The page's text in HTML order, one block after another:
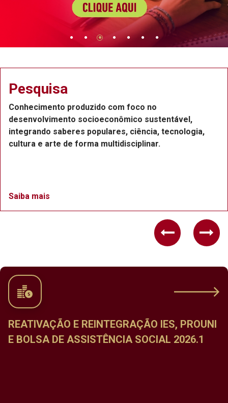
Pesquisa
Conhecimento produzido com foco no
desenvolvimento socioeconômico sustentável,
integrando saberes populares, ciência, tecnologia,
cultura e arte de forma multidisciplinar.
Saiba mais
Previous
REATIVAÇÃO E REINTEGRAÇÃO IES, PROUNI
E BOLSA DE ASSISTÊNCIA SOCIAL 2026.1